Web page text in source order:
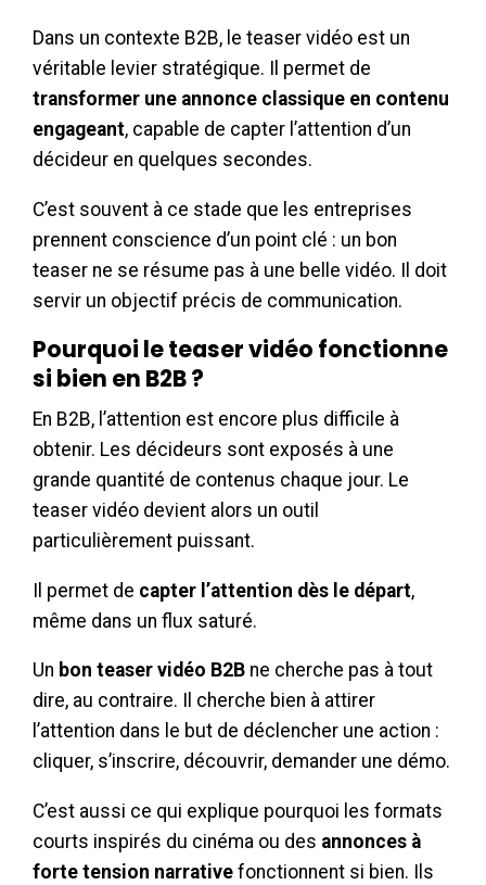
Dans un contexte B2B, le teaser vidéo est un
véritable levier stratégique. Il permet de
transformer une annonce classique en contenu
engageant, capable de capter l’attention d’un
décideur en quelques secondes.
C’est souvent à ce stade que les entreprises
prennent conscience d’un point clé : un bon
teaser ne se résume pas à une belle vidéo. Il doit
servir un objectif précis de communication.
Pourquoi le teaser vidéo fonctionne
si bien en B2B ?
En B2B, l’attention est encore plus difficile à
obtenir. Les décideurs sont exposés à une
grande quantité de contenus chaque jour. Le
teaser vidéo devient alors un outil
particulièrement puissant.
Il permet de capter l’attention dès le départ,
même dans un flux saturé.
Un bon teaser vidéo B2B ne cherche pas à tout
dire, au contraire. Il cherche bien à attirer
l’attention dans le but de déclencher une action :
cliquer, s’inscrire, découvrir, demander une démo.
C’est aussi ce qui explique pourquoi les formats
courts inspirés du cinéma ou des annonces à
forte tension narrative fonctionnent si bien. Ils